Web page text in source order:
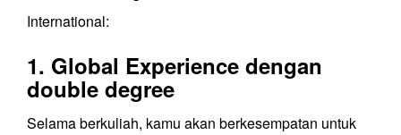
International:
1. Global Experience dengan
double degree
Selama berkuliah, kamu akan berkesempatan untuk